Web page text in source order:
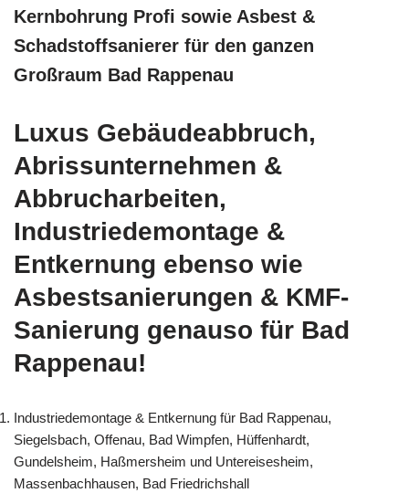
Kernbohrung Profi sowie Asbest &
Schadstoffsanierer für den ganzen
Großraum Bad Rappenau
Luxus Gebäudeabbruch,
Abrissunternehmen &
Abbrucharbeiten,
Industriedemontage &
Entkernung ebenso wie
Asbestsanierungen & KMF-
Sanierung genauso für Bad
Rappenau!
Industriedemontage & Entkernung für Bad Rappenau,
Siegelsbach, Offenau, Bad Wimpfen, Hüffenhardt,
Gundelsheim, Haßmersheim und Untereisesheim,
Massenbachhausen, Bad Friedrichshall